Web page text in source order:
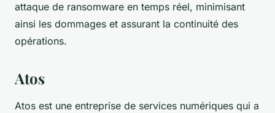
attaque de ransomware en temps réel, minimisant
ainsi les dommages et assurant la continuité des
opérations.
Atos
Atos est une entreprise de services numériques qui a